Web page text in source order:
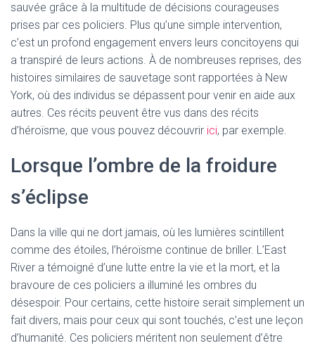
sauvée grâce à la multitude de décisions courageuses
prises par ces policiers. Plus qu’une simple intervention,
c’est un profond engagement envers leurs concitoyens qui
a transpiré de leurs actions. À de nombreuses reprises, des
histoires similaires de sauvetage sont rapportées à New
York, où des individus se dépassent pour venir en aide aux
autres. Ces récits peuvent être vus dans des récits
d’héroïsme, que vous pouvez découvrir ici, par exemple.
Lorsque l’ombre de la froidure
s’éclipse
Dans la ville qui ne dort jamais, où les lumières scintillent
comme des étoiles, l’héroïsme continue de briller. L’East
River a témoigné d’une lutte entre la vie et la mort, et la
bravoure de ces policiers a illuminé les ombres du
désespoir. Pour certains, cette histoire serait simplement un
fait divers, mais pour ceux qui sont touchés, c’est une leçon
d’humanité. Ces policiers méritent non seulement d’être